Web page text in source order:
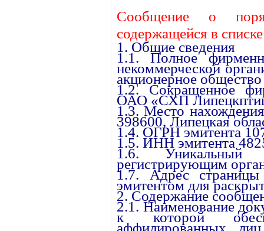
Сообщение о
содержащейся в
1. Общие сведения
1.1. Полное
некоммерческой
акционерное
1.2. Сокращенное
ОАО «СХП
1.3. Место
398600, Липецкая
1.4. ОГРН эмитента
1.5. ИНН эмитента
1.6. Уникальный
регистрирующим
1.7. Адрес страницы
эмитентом для
2. Содержание
2.1. Наименование
к которой
аффилированных